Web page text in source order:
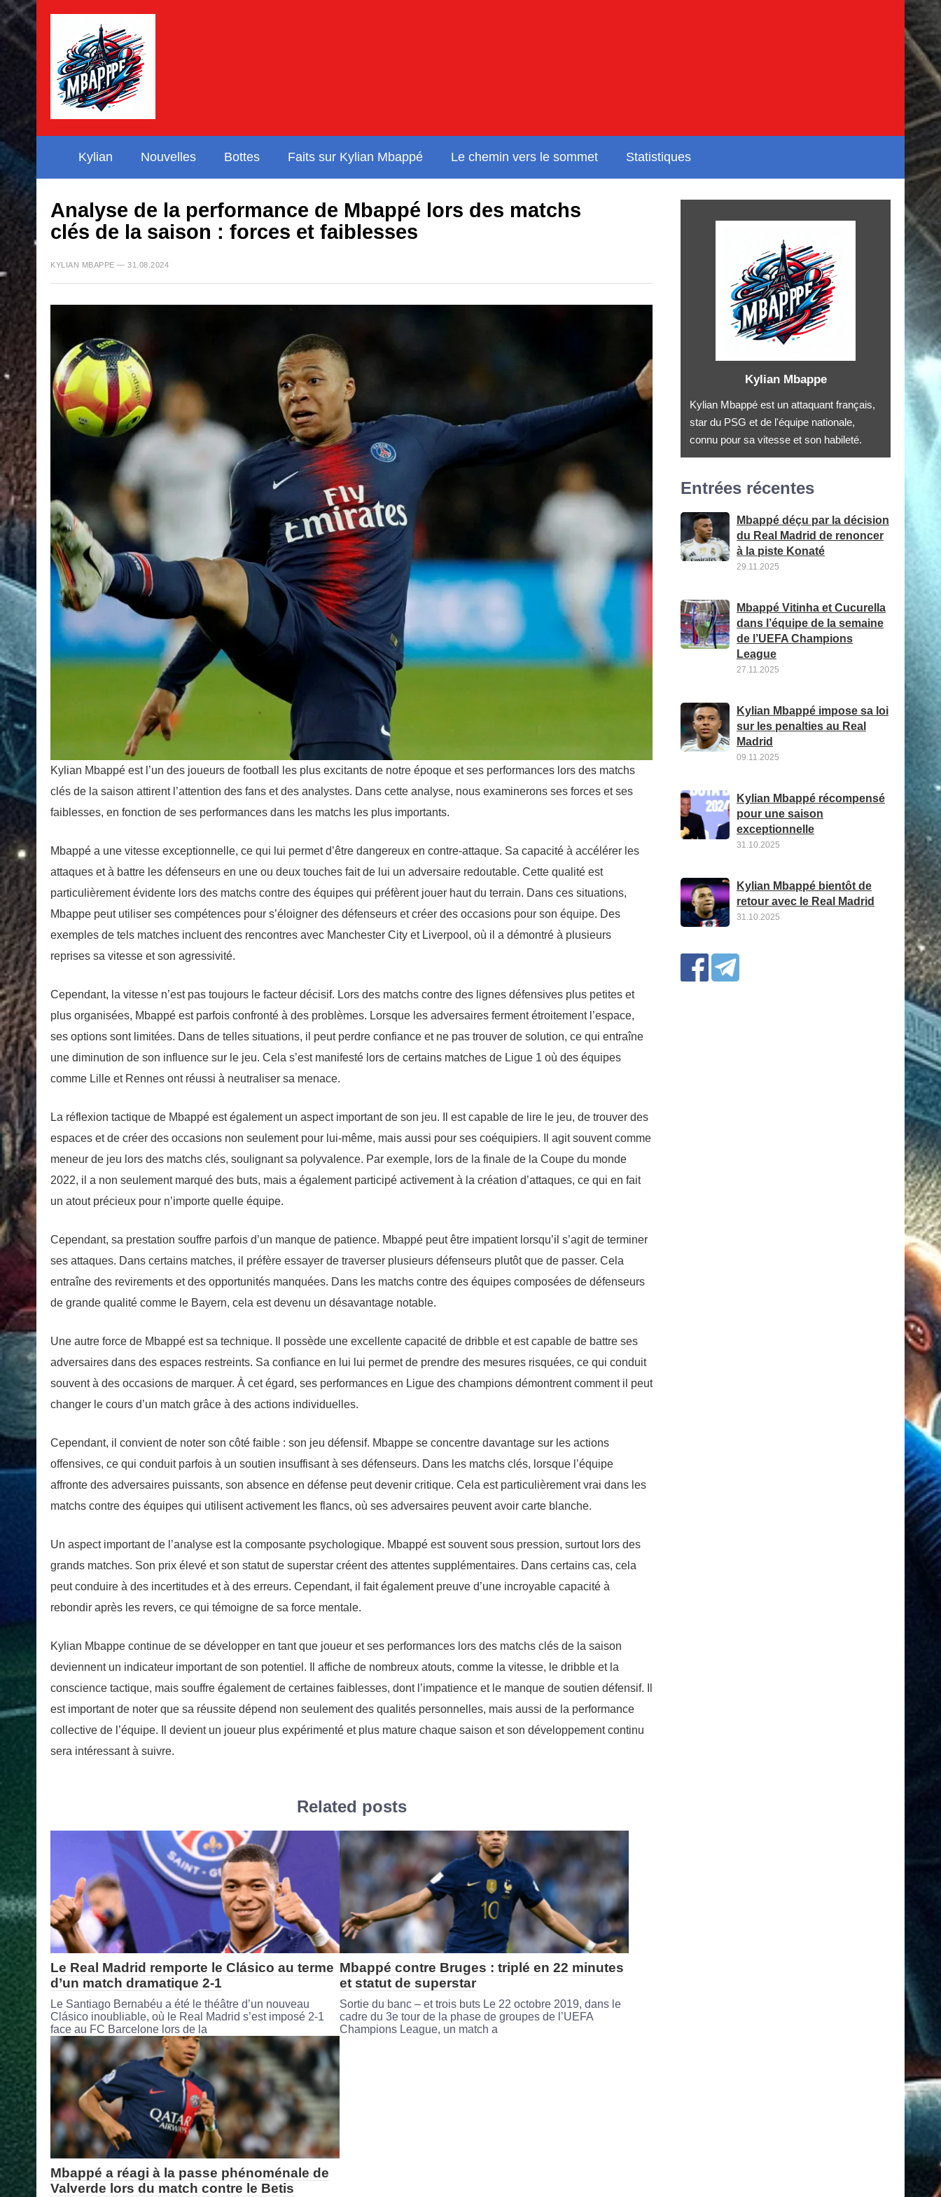
Kylian Nouvelles Bottes Faits sur Kylian Mbappé Le chemin vers le sommet Statistiques
Analyse de la performance de Mbappé lors des matchs
clés de la saison : forces et faiblesses
KYLIAN MBAPPE — 31.08.2024
Kylian Mbappé est l’un des joueurs de football les plus excitants de notre époque et ses performances lors des matchs
clés de la saison attirent l’attention des fans et des analystes. Dans cette analyse, nous examinerons ses forces et ses
faiblesses, en fonction de ses performances dans les matchs les plus importants.
Mbappé a une vitesse exceptionnelle, ce qui lui permet d’être dangereux en contre-attaque. Sa capacité à accélérer les
attaques et à battre les défenseurs en une ou deux touches fait de lui un adversaire redoutable. Cette qualité est
particulièrement évidente lors des matchs contre des équipes qui préfèrent jouer haut du terrain. Dans ces situations,
Mbappe peut utiliser ses compétences pour s’éloigner des défenseurs et créer des occasions pour son équipe. Des
exemples de tels matches incluent des rencontres avec Manchester City et Liverpool, où il a démontré à plusieurs
reprises sa vitesse et son agressivité.
Cependant, la vitesse n’est pas toujours le facteur décisif. Lors des matchs contre des lignes défensives plus petites et
plus organisées, Mbappé est parfois confronté à des problèmes. Lorsque les adversaires ferment étroitement l’espace,
ses options sont limitées. Dans de telles situations, il peut perdre confiance et ne pas trouver de solution, ce qui entraîne
une diminution de son influence sur le jeu. Cela s’est manifesté lors de certains matches de Ligue 1 où des équipes
comme Lille et Rennes ont réussi à neutraliser sa menace.
La réflexion tactique de Mbappé est également un aspect important de son jeu. Il est capable de lire le jeu, de trouver des
espaces et de créer des occasions non seulement pour lui-même, mais aussi pour ses coéquipiers. Il agit souvent comme
meneur de jeu lors des matchs clés, soulignant sa polyvalence. Par exemple, lors de la finale de la Coupe du monde
2022, il a non seulement marqué des buts, mais a également participé activement à la création d’attaques, ce qui en fait
un atout précieux pour n’importe quelle équipe.
Cependant, sa prestation souffre parfois d’un manque de patience. Mbappé peut être impatient lorsqu’il s’agit de terminer
ses attaques. Dans certains matches, il préfère essayer de traverser plusieurs défenseurs plutôt que de passer. Cela
entraîne des revirements et des opportunités manquées. Dans les matchs contre des équipes composées de défenseurs
de grande qualité comme le Bayern, cela est devenu un désavantage notable.
Une autre force de Mbappé est sa technique. Il possède une excellente capacité de dribble et est capable de battre ses
adversaires dans des espaces restreints. Sa confiance en lui lui permet de prendre des mesures risquées, ce qui conduit
souvent à des occasions de marquer. À cet égard, ses performances en Ligue des champions démontrent comment il peut
changer le cours d’un match grâce à des actions individuelles.
Cependant, il convient de noter son côté faible : son jeu défensif. Mbappe se concentre davantage sur les actions
offensives, ce qui conduit parfois à un soutien insuffisant à ses défenseurs. Dans les matchs clés, lorsque l’équipe
affronte des adversaires puissants, son absence en défense peut devenir critique. Cela est particulièrement vrai dans les
matchs contre des équipes qui utilisent activement les flancs, où ses adversaires peuvent avoir carte blanche.
Un aspect important de l’analyse est la composante psychologique. Mbappé est souvent sous pression, surtout lors des
grands matches. Son prix élevé et son statut de superstar créent des attentes supplémentaires. Dans certains cas, cela
peut conduire à des incertitudes et à des erreurs. Cependant, il fait également preuve d’une incroyable capacité à
rebondir après les revers, ce qui témoigne de sa force mentale.
Kylian Mbappe continue de se développer en tant que joueur et ses performances lors des matchs clés de la saison
deviennent un indicateur important de son potentiel. Il affiche de nombreux atouts, comme la vitesse, le dribble et la
conscience tactique, mais souffre également de certaines faiblesses, dont l’impatience et le manque de soutien défensif. Il
est important de noter que sa réussite dépend non seulement des qualités personnelles, mais aussi de la performance
collective de l’équipe. Il devient un joueur plus expérimenté et plus mature chaque saison et son développement continu
sera intéressant à suivre.
Related posts
Le Real Madrid remporte le Clásico au terme
d’un match dramatique 2-1
Le Santiago Bernabéu a été le théâtre d’un nouveau
Clásico inoubliable, où le Real Madrid s’est imposé 2-1
face au FC Barcelone lors de la
Mbappé contre Bruges : triplé en 22 minutes
et statut de superstar
Sortie du banc – et trois buts Le 22 octobre 2019, dans le
cadre du 3e tour de la phase de groupes de l’UEFA
Champions League, un match a
Mbappé a réagi à la passe phénoménale de
Valverde lors du match contre le Betis
Kylian Mbappe
Kylian Mbappé est un attaquant français,
star du PSG et de l'équipe nationale,
connu pour sa vitesse et son habileté.
Entrées récentes
Mbappé déçu par la décision
du Real Madrid de renoncer
à la piste Konaté
29.11.2025
Mbappé Vitinha et Cucurella
dans l’équipe de la semaine
de l’UEFA Champions
League
27.11.2025
Kylian Mbappé impose sa loi
sur les penalties au Real
Madrid
09.11.2025
Kylian Mbappé récompensé
pour une saison
exceptionnelle
31.10.2025
Kylian Mbappé bientôt de
retour avec le Real Madrid
31.10.2025